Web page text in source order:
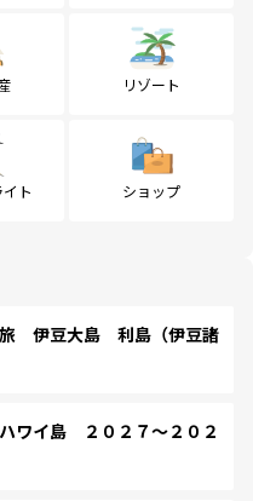
リゾート
ト ショップ
伊豆大島 利島（伊豆諸
ワイ島 ２０２７～２０２